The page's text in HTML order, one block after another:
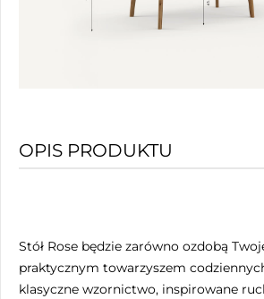
OPIS PRODUKTU
Stół Rose będzie zarówno ozdobą
praktycznym towarzyszem
klasyczne wzornictwo, inspirowane